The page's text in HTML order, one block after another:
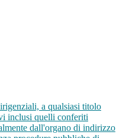
a qualsiasi titolo
inclusi quelli conferiti
dall'organo di indirizzo